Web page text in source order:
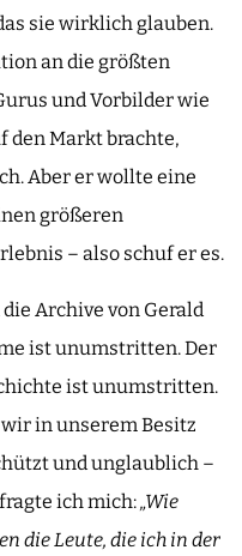
sie wirklich glauben.
an die größten
und Vorbilder wie
den Markt brachte,
Aber er wollte eine
größeren
– also schuf er es.
Archive von Gerald
ist unumstritten. Der
ist unumstritten.
in unserem Besitz
und unglaublich –
ich mich:„Wie
die Leute, die ich in der